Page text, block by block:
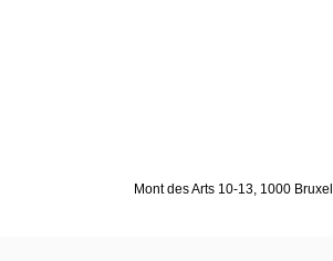
Mont des Arts 10-13, 1000